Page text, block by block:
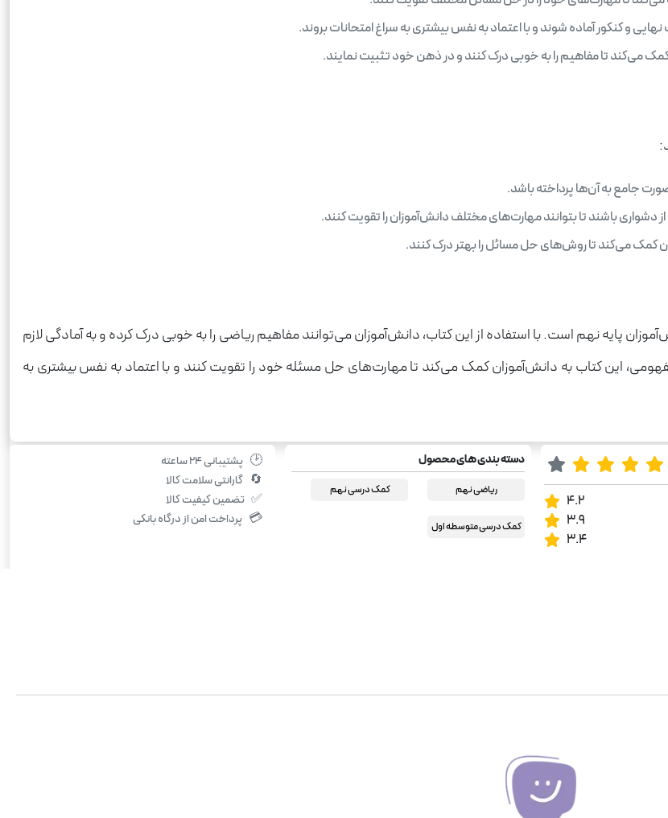
و کنکور آماده شوند و با اعتماد به نفس بیشتری به سراغ امتحانات بروند.
می‌کند تا مفاهیم را به خوبی درک کنند و در ذهن خود تثبیت نمایند.
جامع به آن‌ها پرداخته باشد.
باشند تا بتوانند مهارت‌های مختلف دانش‌آموزان را تقویت کنند.
کمک می‌کند تا روش‌های حل مسائل را بهتر درک کنند.
پایه نهم است. با استفاده از این کتاب، دانش‌آموزان می‌توانند مفاهیم ریاضی را به خوبی درک کرده و به آمادگی لازم
این کتاب به دانش‌آموزان کمک می‌کند تا مهارت‌های حل مسئله خود را تقویت کنند و با اعتماد به نفس بیشتری به
4.2
3.9
3.4
دسته بندی های محصول
ریاضی نهم کمک درسی نهم
کمک درسی متوسطه اول
🕑 پشتیبانی ۲۴ ساعته
🔄 گارانتی سلامت کالا
✅ تضمین کیفیت کالا
💳 پرداخت امن از درگاه بانکی